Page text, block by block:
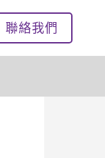
聯絡我們